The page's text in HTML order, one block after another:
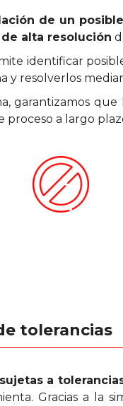
de un
de alta resolución
identificar
y resolverlos
garantizamos que
proceso a largo
tolerancias
a
Gracias a la